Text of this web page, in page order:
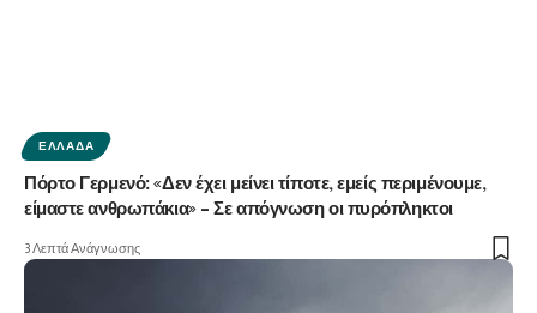
ΕΛΛΆΔΑ
Πόρτο Γερμενό: «Δεν έχει μείνει τίποτε, εμείς περιμένουμε,
είμαστε ανθρωπάκια» – Σε απόγνωση οι πυρόπληκτοι
3 Λεπτά Ανάγνωσης